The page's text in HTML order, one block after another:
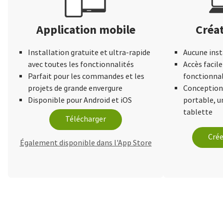
Application mobile
Installation gratuite et ultra-rapide
avec toutes les fonctionnalités
Parfait pour les commandes et les
projets de grande envergure
Disponible pour Android et iOS
Télécharger
Également disponible dans l'App Store
Aucune
Accès
portable,
tablette